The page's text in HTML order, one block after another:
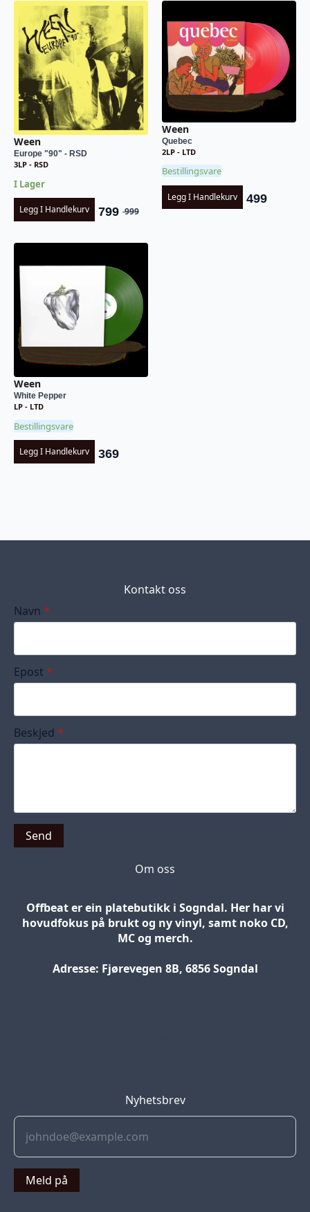
Ween
Europe "90" - RSD
3LP - RSD
I Lager
Legg I Handlekurv 999
Opprinnelig
var:
799
Nåværende
er:
Ween
Quebec
2LP - LTD
Bestillingsvare
Legg I Handlekurv 499
Ween
White Pepper
LP - LTD
Bestillingsvare
Legg I Handlekurv 369
Kontakt oss
Navn *
Epost *
Beskjed *
Send
Om oss
Offbeat er ein platebutikk i Sogndal. Her har vi
hovudfokus på brukt og ny vinyl, samt noko CD,
MC og merch.
Adresse: Fjørevegen 8B, 6856 Sogndal
Nyhetsbrev
Meld på